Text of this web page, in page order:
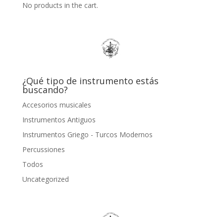
No products in the cart.
¿Qué tipo de instrumento estás
buscando?
Accesorios musicales
Instrumentos Antiguos
Instrumentos Griego - Turcos Modernos
Percussiones
Todos
Uncategorized